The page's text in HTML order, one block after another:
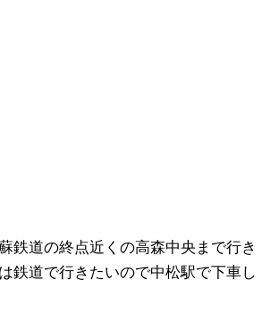
鉄道の終点近くの高森中央まで行き
鉄道で行きたいので中松駅で下車し